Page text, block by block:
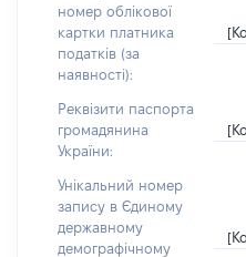
номер облікової
картки платника
податків (за
наявності):
Реквізити паспорта
громадянина
України:
Унікальний номер
запису в Єдиному
державному
демографічному